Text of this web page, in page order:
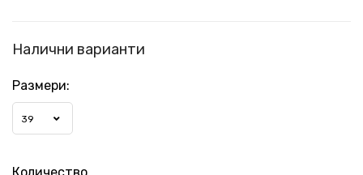
Налични варианти
Размери:
39